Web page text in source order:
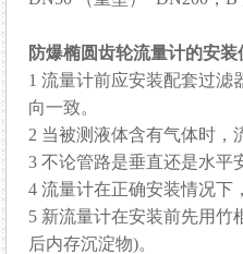
防爆椭圆齿轮流量计的安装
1 流量计前应安装配套过滤器
向一致。
2 当被测液体含有气体时，
3 不论管路是垂直还是水平安
4 流量计在正确安装情况下
5 新流量计在安装前先用竹棍
后内存沉淀物)。